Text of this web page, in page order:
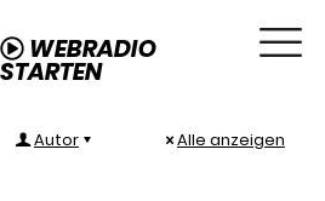
WEBRADIO
STARTEN
Autor Alle anzeigen